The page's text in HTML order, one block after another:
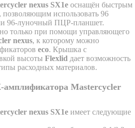
nexus SX1e оснащён быстрым
использовать 96
96-луночный ПЦР-планшет.
только при помощи управляющего
nexus, к которому можно
eco. Крышка с
высоты Flexlid дает возможность
расходных материалов.
Mastercycler
nexus SX1e имеет следующие